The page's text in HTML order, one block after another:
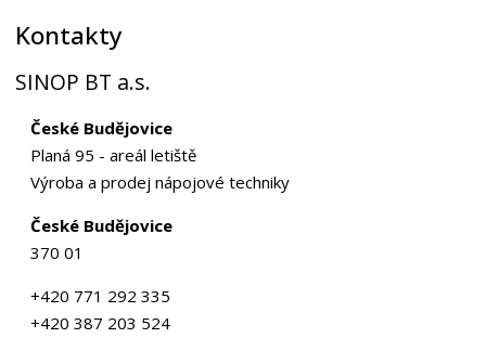
d
í
t
r
a
a
Kontakty
SINOP BT a.s.
České Budějovice
Planá 95 - areál letiště
Výroba a prodej nápojové techniky
České Budějovice
370 01
+420 771 292 335
+420 387 203 524